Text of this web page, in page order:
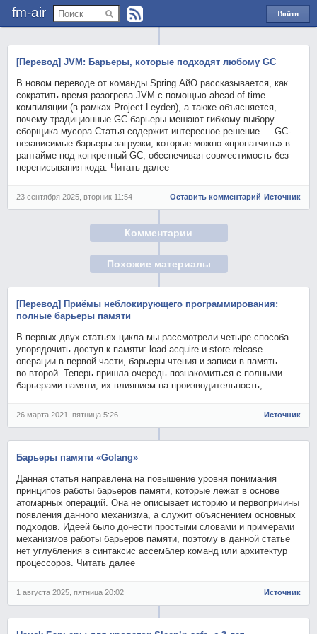
fm-air
Войти
через
[Перевод] JVM: Барьеры, которые подходят любому GC
В новом переводе от команды Spring АйО рассказывается, как
сократить время разогрева JVM с помощью ahead-of-time
компиляции (в рамках Project Leyden), а также объясняется,
почему традиционные GC-барьеры мешают гибкому выбору
сборщика мусора.Статья содержит интересное решение — GC-
независимые барьеры загрузки, которые можно «пропатчить» в
рантайме под конкретный GC, обеспечивая совместимость без
переписывания кода. Читать далее
23 сентября 2025, вторник 11:54 Оставить комментарий Источник
Комментарии
Похожие материалы
[Перевод] Приёмы неблокирующего программирования:
полные барьеры памяти
В первых двух статьях цикла мы рассмотрели четыре способа
упорядочить доступ к памяти: load-acquire и store-release
операции в первой части, барьеры чтения и записи в память —
во второй. Теперь пришла очередь познакомиться с полными
барьерами памяти, их влиянием на производительность,
26 марта 2021, пятница 5:26 Источник
Барьеры памяти «Golang»
Данная статья направлена на повышение уровня понимания
принципов работы барьеров памяти, которые лежат в основе
атомарных операций. Она не описывает историю и первопричины
появления данного механизма, а служит объяснением основных
подходов. Идеей было донести простыми словами и примерами
механизмов работы барьеров памяти, поэтому в данной статье
нет углубления в синтаксис ассемблер команд или архитектур
процессоров. Читать далее
1 августа 2025, пятница 20:02 Источник